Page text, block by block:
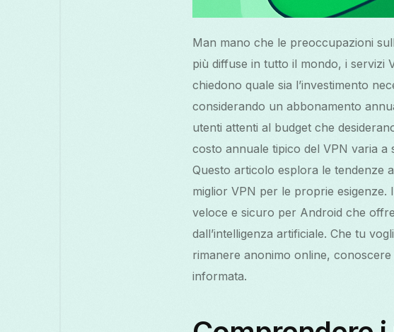
Man mano che le preoccupazioni
più diffuse in tutto il mondo, i servizi
chiedono quale sia l’investimento
considerando un abbonamento
utenti attenti al budget che
costo annuale tipico del VPN varia a
Questo articolo esplora le tendenze
miglior VPN per le proprie
veloce e sicuro per Android che
dall’intelligenza artificiale. Che tu
rimanere anonimo online,
informata.